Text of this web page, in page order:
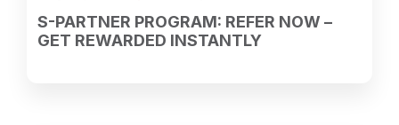
S-PARTNER PROGRAM: REFER NOW –
GET REWARDED INSTANTLY